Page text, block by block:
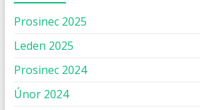
Prosinec 2025
Leden 2025
Prosinec 2024
Únor 2024